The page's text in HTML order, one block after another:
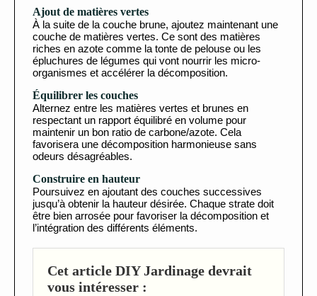
Ajout de matières vertes
À la suite de la couche brune, ajoutez maintenant une
couche de matières vertes. Ce sont des matières
riches en azote comme la tonte de pelouse ou les
épluchures de légumes qui vont nourrir les micro-
organismes et accélérer la décomposition.
Équilibrer les couches
Alternez entre les matières vertes et brunes en
respectant un rapport équilibré en volume pour
maintenir un bon ratio de carbone/azote. Cela
favorisera une décomposition harmonieuse sans
odeurs désagréables.
Construire en hauteur
Poursuivez en ajoutant des couches successives
jusqu’à obtenir la hauteur désirée. Chaque strate doit
être bien arrosée pour favoriser la décomposition et
l’intégration des différents éléments.
Cet article DIY Jardinage devrait
vous intéresser :